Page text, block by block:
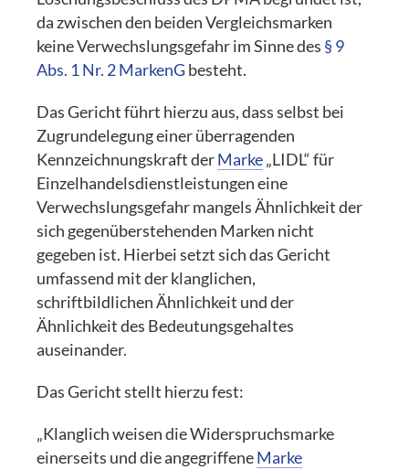
da zwischen den beiden Vergleichsmarken
keine Verwechslungsgefahr im Sinne des § 9
Abs. 1 Nr. 2 MarkenG besteht.
Das Gericht führt hierzu aus, dass selbst bei
Zugrundelegung einer überragenden
Kennzeichnungskraft derMarke„LIDL“ für
Einzelhandelsdienstleistungen eine
Verwechslungsgefahr mangels Ähnlichkeit der
sich gegenüberstehenden Marken nicht
gegeben ist. Hierbei setzt sich das Gericht
umfassend mit der klanglichen,
schriftbildlichen Ähnlichkeit und der
Ähnlichkeit des Bedeutungsgehaltes
auseinander.
Das Gericht stellt hierzu fest:
„Klanglich weisen die Widerspruchsmarke
einerseits und die angegriffeneMarke